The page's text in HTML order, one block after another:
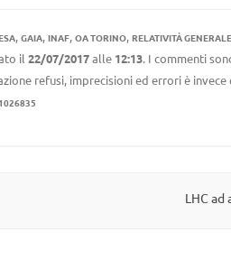
, GAIA, INAF, OA TORINO, RELATIVITÀ GENERALE
il 22/07/2017alle 12:13. I commenti
refusi, imprecisioni ed errori è invece
LHC